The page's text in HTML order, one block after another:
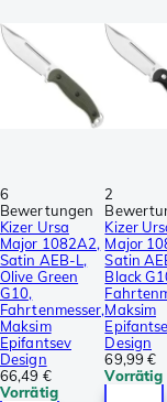
6
Bewertungen
Kizer Ursa
Major 1082A2,
Satin AEB-L,
Olive Green
G10,
Fahrtenmesser,
Maksim
Epifantsev
Design
66,49 €
Vorrätig
2
Kizer
Major
Satin
Black
Maksim
Design
69,99 €
Vorrätig